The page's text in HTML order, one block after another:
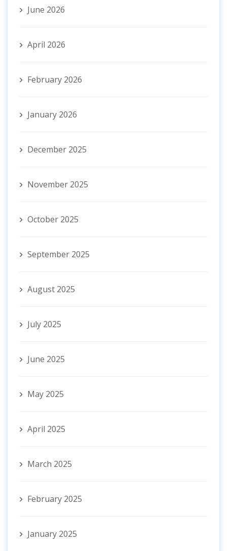
June 2026
April 2026
February 2026
January 2026
December 2025
November 2025
October 2025
September 2025
August 2025
July 2025
June 2025
May 2025
April 2025
March 2025
February 2025
January 2025